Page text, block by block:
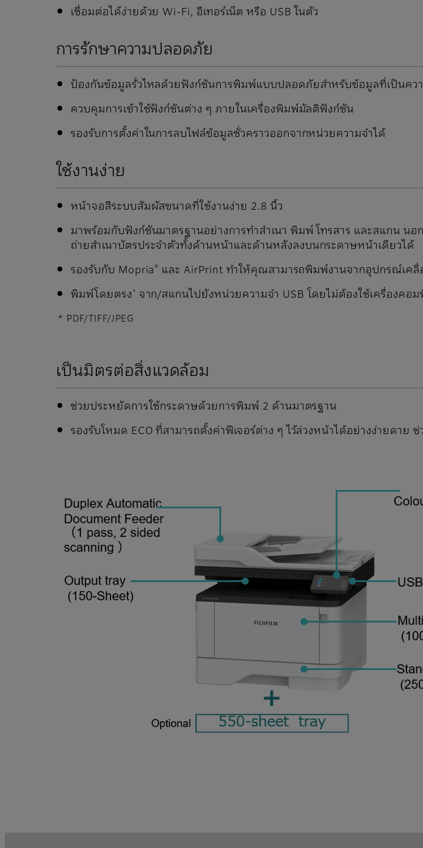
เชื่อมต่อได้ง่ายด้วย Wi-Fi, อีเทอร์เน็ต หรือ USB ในตัว
การรักษาความปลอดภัย
ป้องกันข้อมูลรั่วไหลด้วยฟังก์ชันการพิมพ์แบบปลอดภัยสำหรับข้อมูลที่เป็นคว
ควบคุมการเข้าใช้ฟังก์ชันต่าง ๆ ภายในเครื่องพิมพ์มัลติฟังก์ชัน
รองรับการตั้งค่าในการลบไฟล์ข้อมูลชั่วคราวออกจากหน่วยความจำได้
ใช้งานง่าย
หน้าจอสีระบบสัมผัสขนาดที่ใช้งานง่าย 2.8 นิ้ว
มาพร้อมกับฟังก์ชันมาตรฐานอย่างการทําสําเนา พิมพ์ โทรสาร และสแกน น
ถ่ายสำเนาบัตรประจำตัวทั้งด้านหน้าและด้านหลังลงบนกระดาษหน้าเดียวได้
รองรับกับ Mopria® และ AirPrint ทำให้คุณสามารถพิมพ์งานจากอุปกรณ์เคลื่
พิมพ์โดยตรง* จาก/สแกนไปยังหน่วยความจำ USB โดยไม่ต้องใช้เครื่องคอม
* PDF/TIFF/JPEG
เป็นมิตรต่อสิ่งแวดล้อม
ช่วยประหยัดการใช้กระดาษด้วยการพิมพ์ 2 ด้านมาตรฐาน
รองรับโหมด ECO ที่สามารถตั้งค่าฟีเจอร์ต่าง ๆ ไว้ล่วงหน้าได้อย่างง่ายดา